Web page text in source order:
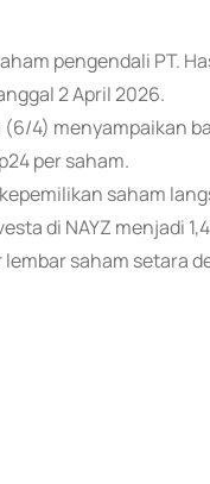
pengendali PT.
2 April 2026.
4) menyampaikan
per saham.
saham
di NAYZ menjadi
saham setara